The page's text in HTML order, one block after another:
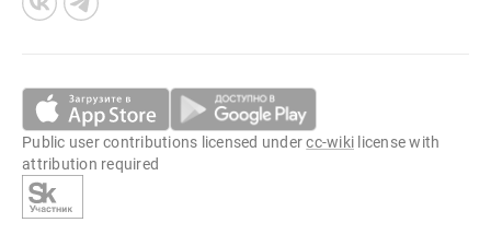
Public user contributions licensed undercc-wiki license with
attribution required